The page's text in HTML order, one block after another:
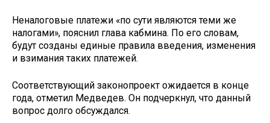
Неналоговые платежи «по сути являются теми же
налогами», пояснил глава кабмина. По его словам,
будут созданы единые правила введения, изменения
и взимания таких платежей.
Соответствующий законопроект ожидается в конце
года, отметил Медведев. Он подчеркнул, что данный
вопрос долго обсуждался.